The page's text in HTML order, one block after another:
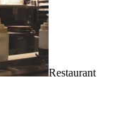
Restaurant